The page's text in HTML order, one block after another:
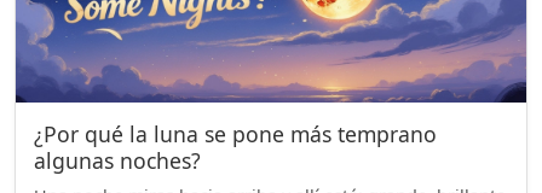
¿Por qué la luna se pone más temprano
algunas noches?